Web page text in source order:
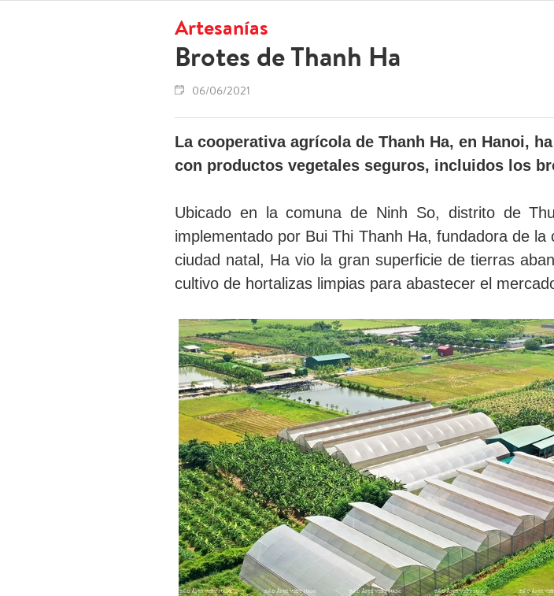
Artesanías
Brotes de Thanh Ha
06/06/2021
La cooperativa agrícola de Thanh Ha, en Hanoi,
con productos vegetales seguros, incluidos los
Ubicado en la comuna de Ninh So, distrito de
implementado por Bui Thi Thanh Ha, fundadora de
ciudad natal, Ha vio la gran superficie de tierras
cultivo de hortalizas limpias para abastecer el